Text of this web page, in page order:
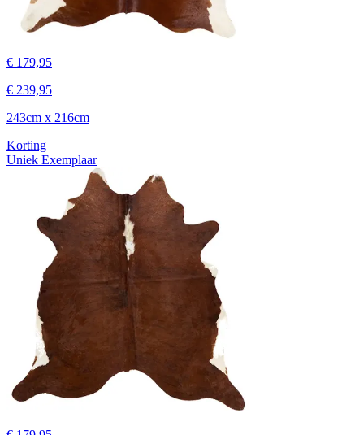
€ 179,95
€ 239,95
243cm x 216cm
Korting
Uniek Exemplaar